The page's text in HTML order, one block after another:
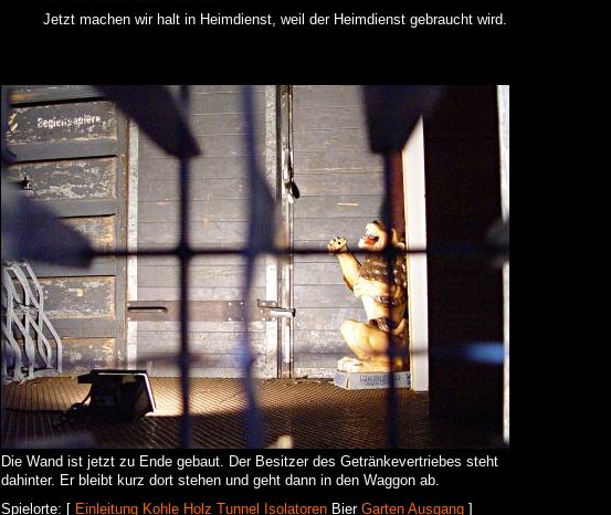
Jetzt machen wir halt in Heimdienst, weil der Heimdienst gebraucht wird.
Die Wand ist jetzt zu Ende gebaut. Der Besitzer des Getränkevertriebes steht
dahinter. Er bleibt kurz dort stehen und geht dann in den Waggon ab.
Spielorte: [ Einleitung Kohle Holz Tunnel Isolatoren Bier Garten Ausgang ]